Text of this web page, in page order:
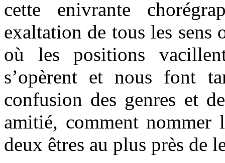
cette enivrante
exaltation de tous les sens
où les positions
s’opèrent et nous font
confusion des genres et
amitié, comment nommer
deux êtres au plus près de